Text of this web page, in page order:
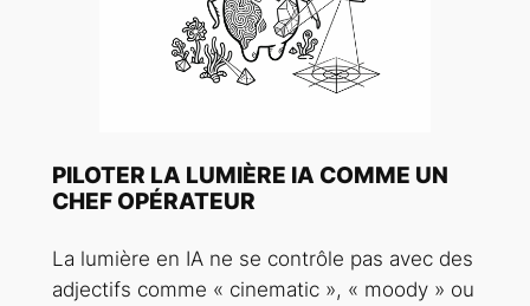
PILOTER LA LUMIÈRE IA COMME UN
CHEF OPÉRATEUR
La lumière en IA ne se contrôle pas avec des
adjectifs comme « cinematic », « moody » ou